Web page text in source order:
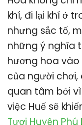
khí, đi lại khí ở
nhưng sắc tố,
những ý nghĩa
hương hoa
của người
quan tâm bởi
việc Huế sẽ
Tươi Huyện Phú